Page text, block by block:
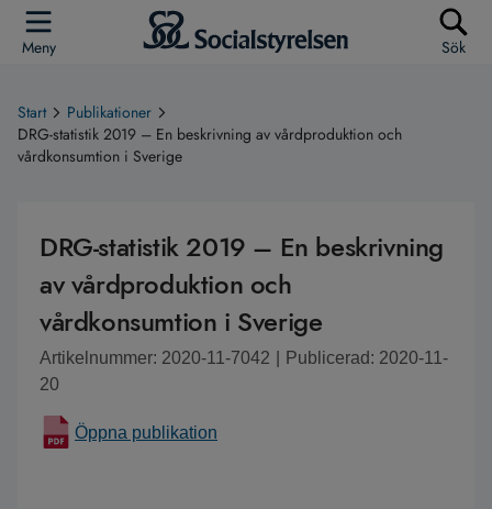
Meny Sök
Start
Publikationer
DRG-statistik 2019 – En beskrivning av vårdproduktion och
vårdkonsumtion i Sverige
DRG-statistik 2019 – En beskrivning
av vårdproduktion och
vårdkonsumtion i Sverige
Artikelnummer: 2020-11-7042
Publicerad: 2020-11-
20
Öppna publikation